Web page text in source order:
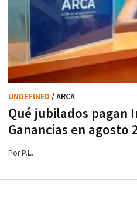
Qué jubilados pagan
Ganancias en agosto
UNDEFINED / ARCA
PorP.L.